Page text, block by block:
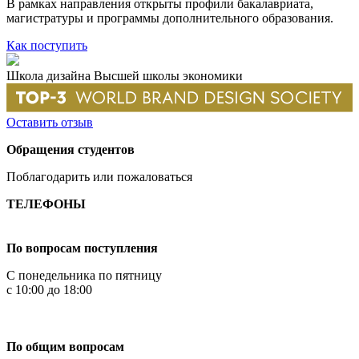
В рамках направления открыты профили бакалавриата,
магистратуры и программы дополнительного образования.
Как поступить
Школа дизайна Высшей школы экономики
Оставить отзыв
Обращения студентов
Поблагодарить или пожаловаться
ТЕЛЕФОНЫ
По вопросам поступления
С понедельника по пятницу
с 10:00 до 18:00
По общим вопросам